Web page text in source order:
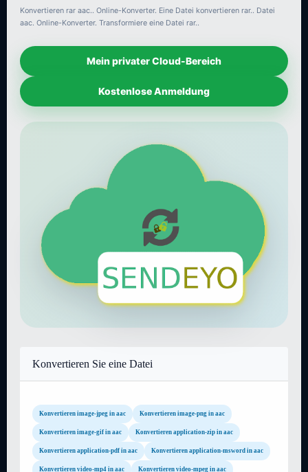
Konvertieren rar aac.. Online-Konverter. Eine Datei konvertieren rar.. Datei
aac. Online-Konverter. Transformiere eine Datei rar..
Mein privater Cloud-Bereich
Kostenlose Anmeldung
Konvertieren Sie eine Datei
Konvertieren image-jpeg in aac Konvertieren image-png in aac
Konvertieren image-gif in aac Konvertieren application-zip in aac
Konvertieren application-pdf in aac Konvertieren application-msword in aac
Konvertieren video-mp4 in aac Konvertieren video-mpeg in aac